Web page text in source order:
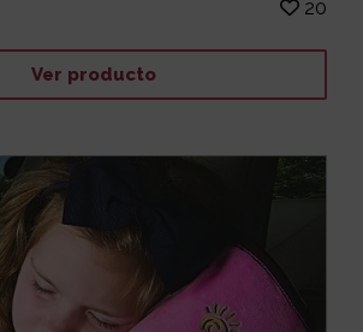
20
Ver producto